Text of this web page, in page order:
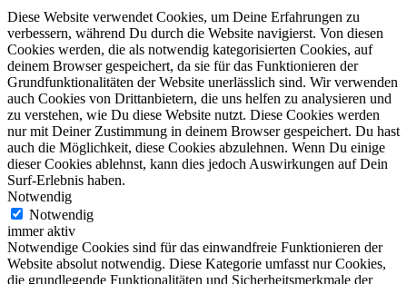
Diese Website verwendet Cookies, um Deine Erfahrungen zu
verbessern, während Du durch die Website navigierst. Von diesen
Cookies werden, die als notwendig kategorisierten Cookies, auf
deinem Browser gespeichert, da sie für das Funktionieren der
Grundfunktionalitäten der Website unerlässlich sind. Wir verwenden
auch Cookies von Drittanbietern, die uns helfen zu analysieren und
zu verstehen, wie Du diese Website nutzt. Diese Cookies werden
nur mit Deiner Zustimmung in deinem Browser gespeichert. Du hast
auch die Möglichkeit, diese Cookies abzulehnen. Wenn Du einige
dieser Cookies ablehnst, kann dies jedoch Auswirkungen auf Dein
Surf-Erlebnis haben.
Notwendig
Notwendig
immer aktiv
Notwendige Cookies sind für das einwandfreie Funktionieren der
Website absolut notwendig. Diese Kategorie umfasst nur Cookies,
die grundlegende Funktionalitäten und Sicherheitsmerkmale der